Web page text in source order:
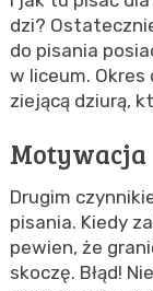
dzi?
do pi­sa­nia
w li­ceum.
zie­ją­cą dziu­rą,
Mo­ty­wa­cja
Dru­gim
pi­sa­nia. Kiedy
pe­wien, że
sko­czę. Błąd!